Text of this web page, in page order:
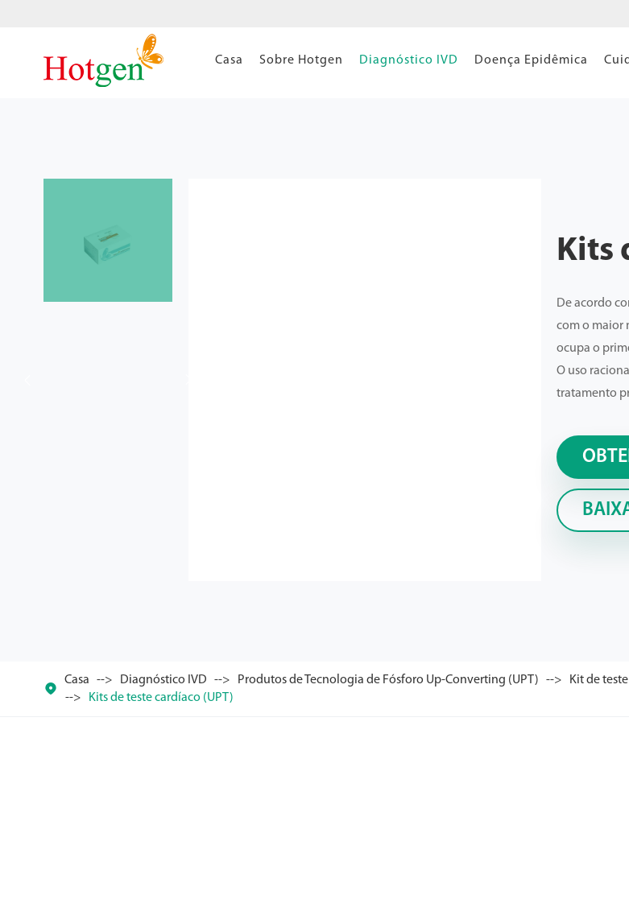
Casa Sobre Hotgen Diagnóstico IVD Doença Epidêmica
Kits
De acordo
com o maior
ocupa o
O uso
tratamento

Casa Diagnóstico IVD Produtos de Tecnologia de Fósforo Up-Converting (UPT)
Kit de
Kits de teste cardíaco (UPT)